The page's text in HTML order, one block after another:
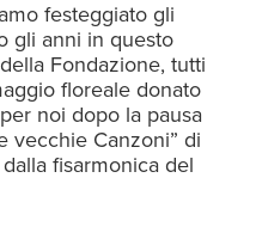
festeggiato gli
gli anni in questo
Fondazione, tutti
floreale donato
noi dopo la pausa
vecchie Canzoni” di
fisarmonica del